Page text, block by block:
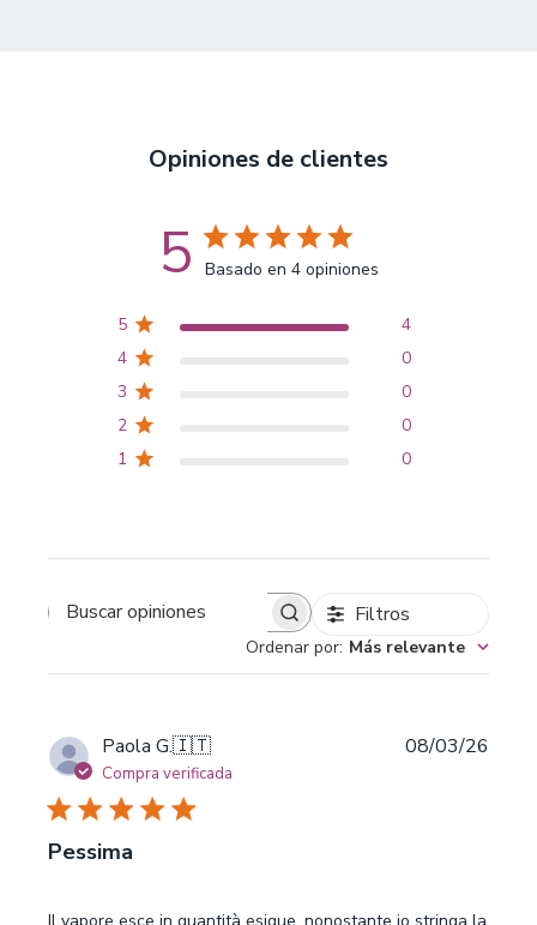
Opiniones de clientes
5 Basado en 4 opiniones
5
4
4
0
3
0
2
0
1
0
Buscar opiniones Filtros
Ordenar por: Más relevante
Paola G.🇮🇹
Compra verificada
Pessima
08/03/26